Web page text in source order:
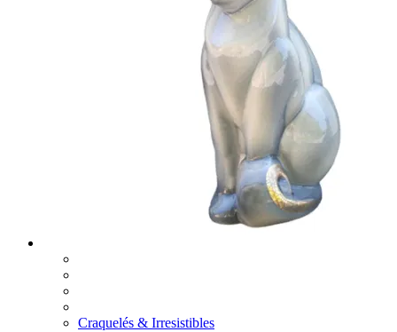
Craquelés & Irresistibles